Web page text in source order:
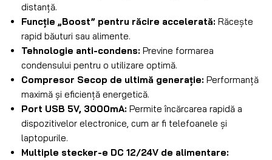
distanță.
Funcție „Boost” pentru răcire accelerată: Răcește
rapid băuturi sau alimente.
Tehnologie anti-condens: Previne formarea
condensului pentru o utilizare optimă.
Compresor Secop de ultimă generație: Performanță
maximă și eficiență energetică.
Port USB 5V, 3000mA: Permite încărcarea rapidă a
dispozitivelor electronice, cum ar fi telefoanele și
laptopurile.
Multiple stecker-e DC 12/24V de alimentare: